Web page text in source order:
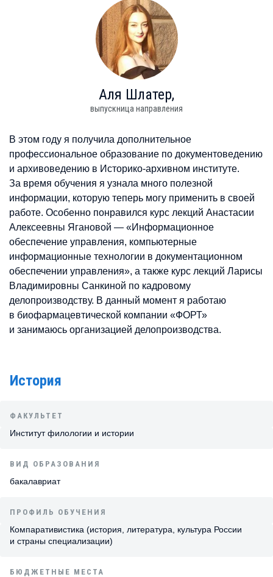
Аля Шлатер,
выпускница направления
В этом году я получила дополнительное
профессиональное образование по документоведению
и архивоведению в Историко-архивном институте.
За время обучения я узнала много полезной
информации, которую теперь могу применить в своей
работе. Особенно понравился курс лекций Анастасии
Алексеевны Ягановой — «Информационное
обеспечение управления, компьютерные
информационные технологии в документационном
обеспечении управления», а также курс лекций Ларисы
Владимировны Санкиной по кадровому
делопроизводству. В данный момент я работаю
в биофармацевтической компании «ФОРТ»
и занимаюсь организацией делопроизводства.
История
ФАКУЛЬТЕТ
Институт филологии и истории
ВИД ОБРАЗОВАНИЯ
бакалавриат
ПРОФИЛЬ ОБУЧЕНИЯ
Компаративистика (история, литература, культура России
и страны специализации)
БЮДЖЕТНЫЕ МЕСТА